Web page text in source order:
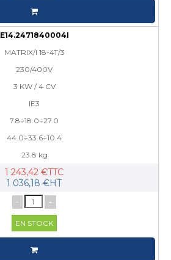
E14.2471840004I
MATRIX/I 18-4T/3
230/400V
3 KW / 4 CV
IE3
7.8÷18.0÷27.0
44.0÷33.6÷10.4
23.8 kg
1 243,42 €TTC
1 036,18 €HT
- +
EN STOCK